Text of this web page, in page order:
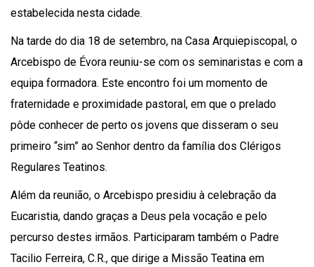
estabelecida nesta cidade.
Na tarde do dia 18 de setembro, na Casa Arquiepiscopal, o
Arcebispo de Évora reuniu-se com os seminaristas e com a
equipa formadora. Este encontro foi um momento de
fraternidade e proximidade pastoral, em que o prelado
pôde conhecer de perto os jovens que disseram o seu
primeiro “sim” ao Senhor dentro da família dos Clérigos
Regulares Teatinos.
Além da reunião, o Arcebispo presidiu à celebração da
Eucaristia, dando graças a Deus pela vocação e pelo
percurso destes irmãos. Participaram também o Padre
Tacilio Ferreira, C.R., que dirige a Missão Teatina em